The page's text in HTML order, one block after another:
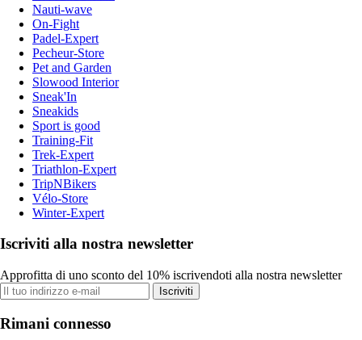
Nauti-wave
On-Fight
Padel-Expert
Pecheur-Store
Pet and Garden
Slowood Interior
Sneak'In
Sneakids
Sport is good
Training-Fit
Trek-Expert
Triathlon-Expert
TripNBikers
Vélo-Store
Winter-Expert
Iscriviti alla nostra newsletter
Approfitta di uno sconto del 10% iscrivendoti alla nostra newsletter
Iscriviti
Rimani connesso